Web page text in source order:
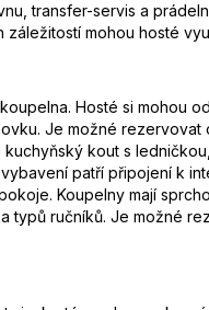
transfer-servis a
mohou hosté
Hosté si mohou
Je možné
kout s
patří připojení k
Koupelny mají
ručníků. Je možné